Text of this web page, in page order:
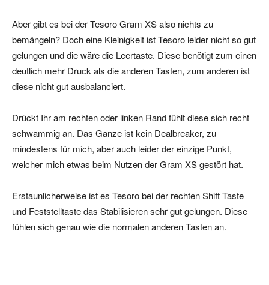
Aber gibt es bei der Tesoro Gram XS also nichts zu
bemängeln? Doch eine Kleinigkeit ist Tesoro leider nicht so gut
gelungen und die wäre die Leertaste. Diese benötigt zum einen
deutlich mehr Druck als die anderen Tasten, zum anderen ist
diese nicht gut ausbalanciert.
Drückt Ihr am rechten oder linken Rand fühlt diese sich recht
schwammig an. Das Ganze ist kein Dealbreaker, zu
mindestens für mich, aber auch leider der einzige Punkt,
welcher mich etwas beim Nutzen der Gram XS gestört hat.
Erstaunlicherweise ist es Tesoro bei der rechten Shift Taste
und Feststelltaste das Stabilisieren sehr gut gelungen. Diese
fühlen sich genau wie die normalen anderen Tasten an.